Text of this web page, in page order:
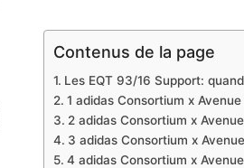
Contenus de la page
Les EQT 93/16 Support:
1 adidas Consortium x
2 adidas Consortium x
3 adidas Consortium x
4 adidas Consortium x